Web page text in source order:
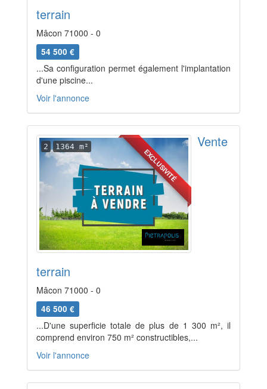
terrain
Mâcon 71000 - 0
54 500 €
...Sa configuration permet également l'implantation
d'une piscine...
Voir l'annonce
EXCLUSIVITÉ
2 1364 m² Vente
terrain
Mâcon 71000 - 0
46 500 €
...D'une superficie totale de plus de 1 300 m², il
comprend environ 750 m² constructibles,...
Voir l'annonce